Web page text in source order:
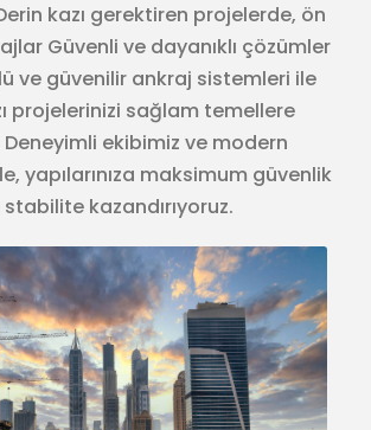
kazı gerektiren projelerde, ön
Güvenli ve dayanıklı çözümler
ve güvenilir ankraj sistemleri ile
projelerinizi sağlam temellere
ekibimiz ve modern
yapılarınıza maksimum güvenlik
kazandırıyoruz.